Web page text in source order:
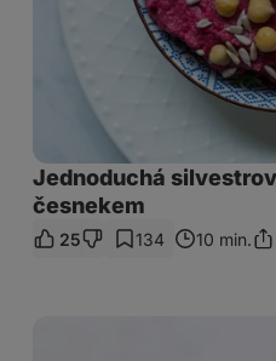
Jednoduchá
česnekem
25 134 10 min.